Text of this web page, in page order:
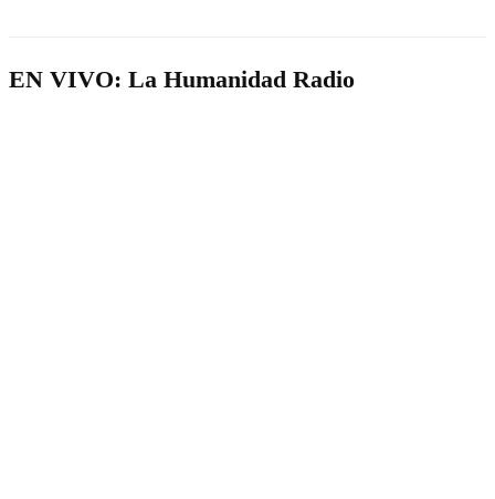
EN VIVO: La Humanidad Radio